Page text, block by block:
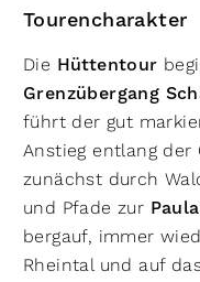
Tourencharakter
Die Hüttentour
Grenzübergang
führt der gut
Anstieg entlang der
zunächst durch
und Pfade zur
bergauf, immer
Rheintal und auf